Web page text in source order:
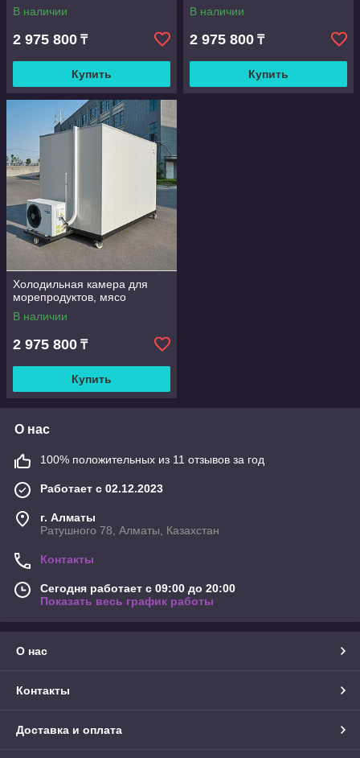
В наличии
2 975 800 ₸
Купить
В наличии
2 975 800 ₸
Купить
Холодильная камера для
морепродуктов, мясо
В наличии
2 975 800 ₸
Купить
О нас
100% положительных из 11 отзывов за год
Работает с 02.12.2023
г. Алматы
Ратушного 78, Алматы, Казахстан
Контакты
Сегодня работает с 09:00 до 20:00
Показать весь график работы
О нас
Контакты
Доставка и оплата